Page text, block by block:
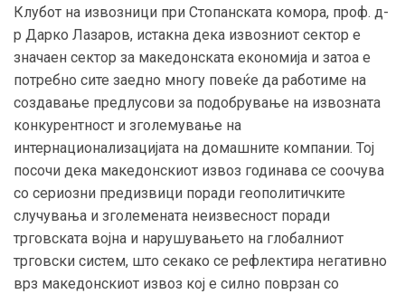
Клубот на извозници при Стопанската комора, проф. д-
р Дарко Лазаров, истакна дека извозниот сектор е
значаен сектор за македонската економија и затоа е
потребно сите заедно многу повеќе да работиме на
создавање предлусови за подобрување на извозната
конкурентност и зголемување на
интернационализацијата на домашните компании. Тој
посочи дека македонскиот извоз годинава се соочува
со сериозни предизвици поради геополитичките
случувања и зголемената неизвесност поради
трговската војна и нарушувањето на глобалниот
трговски систем, што секако се рефлектира негативно
врз македонскиот извоз кој е силно поврзан со